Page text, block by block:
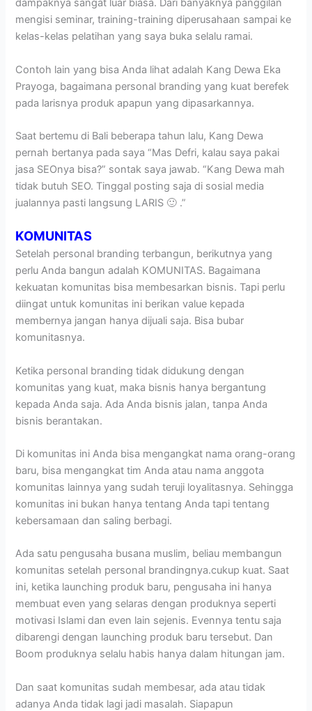
dampaknya sangat luar biasa. Dari banyaknya panggilan
mengisi seminar, training-training diperusahaan sampai ke
kelas-kelas pelatihan yang saya buka selalu ramai.
Contoh lain yang bisa Anda lihat adalah Kang Dewa Eka
Prayoga, bagaimana personal branding yang kuat berefek
pada larisnya produk apapun yang dipasarkannya.
Saat bertemu di Bali beberapa tahun lalu, Kang Dewa
pernah bertanya pada saya “Mas Defri, kalau saya pakai
jasa SEOnya bisa?” sontak saya jawab. “Kang Dewa mah
tidak butuh SEO. Tinggal posting saja di sosial media
jualannya pasti langsung LARIS 🙂 .”
KOMUNITAS
Setelah personal branding terbangun, berikutnya yang
perlu Anda bangun adalah KOMUNITAS. Bagaimana
kekuatan komunitas bisa membesarkan bisnis. Tapi perlu
diingat untuk komunitas ini berikan value kepada
membernya jangan hanya dijuali saja. Bisa bubar
komunitasnya.
Ketika personal branding tidak didukung dengan
komunitas yang kuat, maka bisnis hanya bergantung
kepada Anda saja. Ada Anda bisnis jalan, tanpa Anda
bisnis berantakan.
Di komunitas ini Anda bisa mengangkat nama orang-orang
baru, bisa mengangkat tim Anda atau nama anggota
komunitas lainnya yang sudah teruji loyalitasnya. Sehingga
komunitas ini bukan hanya tentang Anda tapi tentang
kebersamaan dan saling berbagi.
Ada satu pengusaha busana muslim, beliau membangun
komunitas setelah personal brandingnya.cukup kuat. Saat
ini, ketika launching produk baru, pengusaha ini hanya
membuat even yang selaras dengan produknya seperti
motivasi Islami dan even lain sejenis. Evennya tentu saja
dibarengi dengan launching produk baru tersebut. Dan
Boom produknya selalu habis hanya dalam hitungan jam.
Dan saat komunitas sudah membesar, ada atau tidak
adanya Anda tidak lagi jadi masalah. Siapapun